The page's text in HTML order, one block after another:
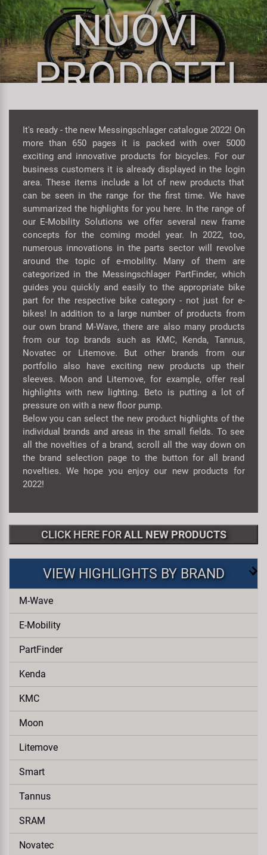
Parafanghi e Protezione Telaio
Pompe
Rulli da Allenamento
Seggiolini Bambini e Divertimento
Specchietti
Trasporto e Parcheggio
Personalizzazione
Prodotti Cura / Riparazione
Valigette Attrezzi
Pedali
Pneumatici Bicicletta
Serie Sterzo
Telai
KUJO
Litemove
Novatec
Samox
Smart
SRAM/RockShox
Super B
Trail-Gator
Velo
Tutte le marche
NUOVI
PRODOTTI
It's ready - the new Messingschlager catalogue 2022! On
more than 650 pages it is packed with over 5000
exciting and innovative products for bicycles. For our
business customers it is already displayed in the login
area. These items include a lot of new products that
can be seen in the range for the first time. We have
summarized the highlights for you here. In the range of
our E-Mobility Solutions we offer several new frame
concepts for the coming model year. In 2022, too,
numerous innovations in the parts sector will revolve
around the topic of e-mobility. Many of them are
categorized in the Messingschlager PartFinder, which
guides you quickly and easily to the appropriate bike
part for the respective bike category - not just for e-
bikes! In addition to a large number of products from
our own brand M-Wave, there are also many products
from our top brands such as KMC, Kenda, Tannus,
Novatec or Litemove. But other brands from our
portfolio also have exciting new products up their
sleeves. Moon and Litemove, for example, offer real
highlights with new lighting. Beto is putting a lot of
pressure on with a new floor pump.
Below you can select the new product highlights of the
individual brands and areas in the small fields. To see
all the novelties of a brand, scroll all the way down on
the brand selection page to the button for all brand
novelties. We hope you enjoy our new products for
2022!
CLICK HERE FORALL NEW PRODUCTS
VIEW HIGHLIGHTS BY BRAND
M-Wave
E-Mobility
PartFinder
Kenda
KMC
Moon
Litemove
Smart
Tannus
SRAM
Novatec